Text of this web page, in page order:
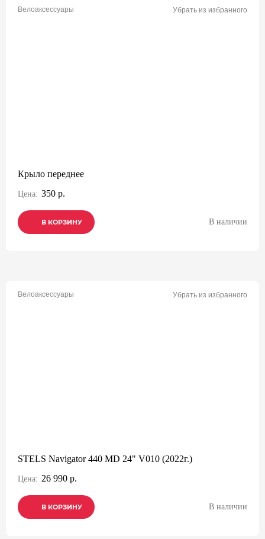
Велоаксессуары Убрать из избранного
Крыло переднее
Цена: 350 р.
В КОРЗИНУ
В КОРЗИНУ
В КОРЗИНУ В наличии
Велоаксессуары Убрать из избранного
STELS Navigator 440 MD 24" V010 (2022г.)
Цена: 26 990 р.
В КОРЗИНУ
В КОРЗИНУ
В КОРЗИНУ В наличии